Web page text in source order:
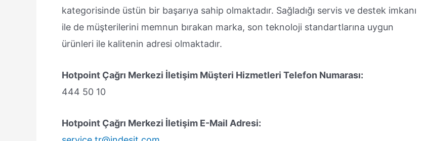
kategorisinde üstün bir başarıya sahip olmaktadır. Sağladığı servis ve destek imkanı
ile de müşterilerini memnun bırakan marka, son teknoloji standartlarına uygun
ürünleri ile kalitenin adresi olmaktadır.
Hotpoint Çağrı Merkezi İletişim Müşteri Hizmetleri Telefon Numarası:
444 50 10
Hotpoint Çağrı Merkezi İletişim E-Mail Adresi: